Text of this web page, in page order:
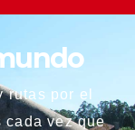
por el
cada vez que